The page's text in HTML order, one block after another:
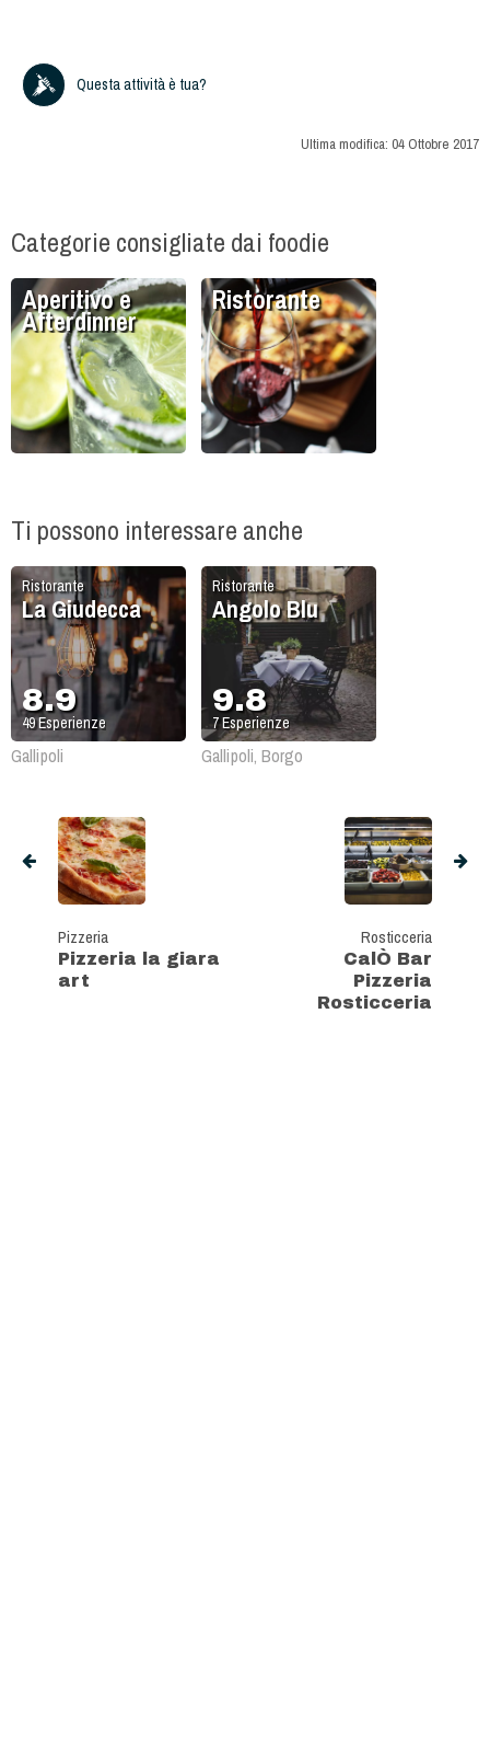
Questa attività è tua?
Ultima modifica: 04 Ottobre 2017
Categorie consigliate dai foodie
Aperitivo e
Afterdinner
Ristorante
Ti possono interessare anche
Ristorante
La Giudecca
8.9
49Esperienze
Gallipoli
Ristorante
Angolo Blu
9.8
7Esperienze
Gallipoli, Borgo
Pizzeria
Pizzeria la giara
art
Rosticceria
CalÒ Bar
Pizzeria
Rosticceria